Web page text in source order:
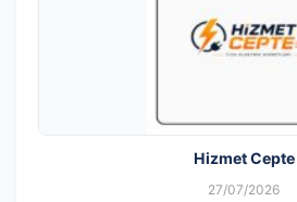
Hizmet Cepte
27/07/2026